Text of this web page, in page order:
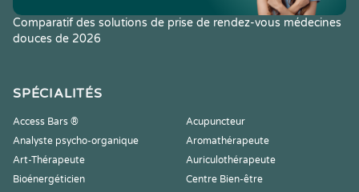
Comparatif des solutions de prise de rendez-vous médecines
douces de 2026
SPÉCIALITÉS
Access Bars ®
Acupuncteur
Analyste psycho-organique
Aromathérapeute
Art-Thérapeute
Auriculothérapeute
Bioénergéticien
Centre Bien-être